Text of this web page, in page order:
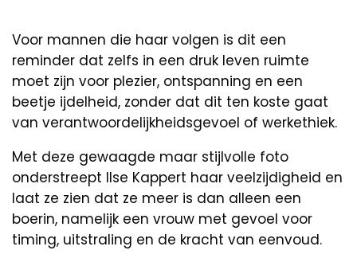
Voor mannen die haar volgen is dit een
reminder dat zelfs in een druk leven ruimte
moet zijn voor plezier, ontspanning en een
beetje ijdelheid, zonder dat dit ten koste gaat
van verantwoordelijkheidsgevoel of werkethiek.
Met deze gewaagde maar stijlvolle foto
onderstreept Ilse Kappert haar veelzijdigheid en
laat ze zien dat ze meer is dan alleen een
boerin, namelijk een vrouw met gevoel voor
timing, uitstraling en de kracht van eenvoud.